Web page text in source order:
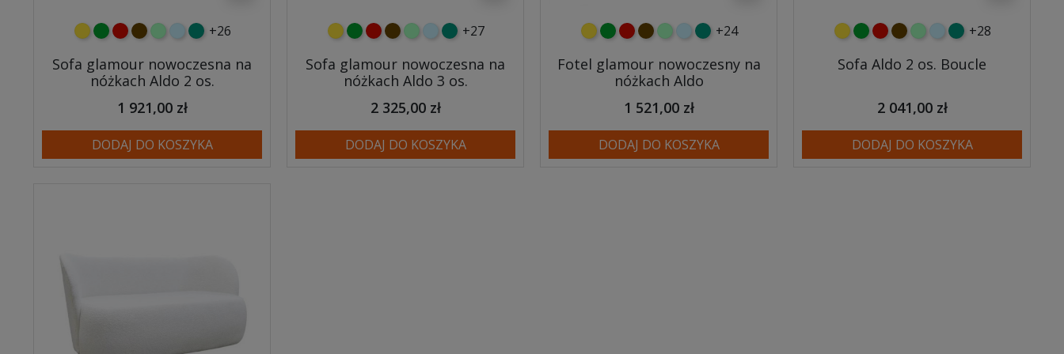
żółtyzielonyczerwony
czekoladowy
miętowybłękitny
turkusowy
+26
Sofa glamour nowoczesna na
nóżkach Aldo 2 os.
1 921,00 zł
DODAJ DO KOSZYKA
żółtyzielonyczerwony
czekoladowy
miętowybłękitny
turkusowy
+27
Sofa glamour nowoczesna na
nóżkach Aldo 3 os.
2 325,00 zł
DODAJ DO KOSZYKA
żółtyzielonyczerwony
czekoladowy
miętowybłękitny
turkusowy
+24
Fotel glamour nowoczesny na
nóżkach Aldo
1 521,00 zł
DODAJ DO KOSZYKA
żółtyzielonyczerwony
czekoladowy
miętowybłękitny
turkusowy
+28
Sofa Aldo 2 os. Boucle
2 041,00 zł
DODAJ DO KOSZYKA